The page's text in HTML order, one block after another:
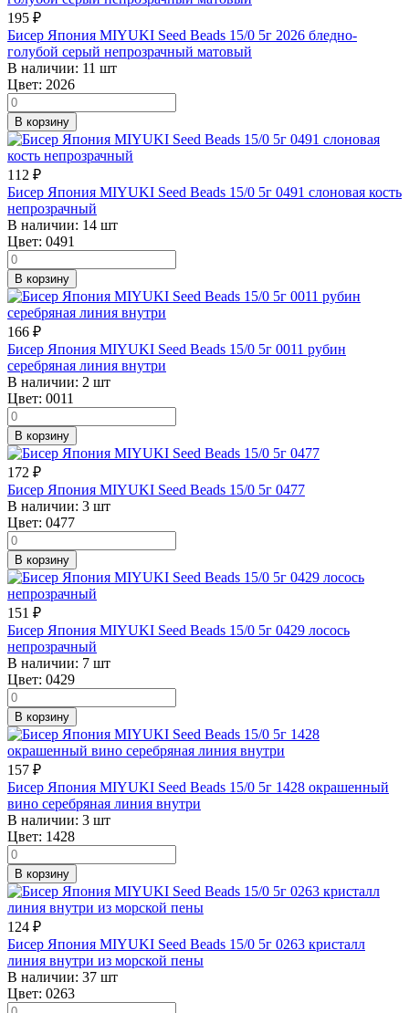
195 ₽
Бисер Япония MIYUKI Seed Beads 15/0 5г 2026 бледно-
голубой серый непрозрачный матовый
В наличии: 11 шт
Цвет: 2026
В корзину
112 ₽
Бисер Япония MIYUKI Seed Beads 15/0 5г 0491 слоновая кость
непрозрачный
В наличии: 14 шт
Цвет: 0491
В корзину
166 ₽
Бисер Япония MIYUKI Seed Beads 15/0 5г 0011 рубин
серебряная линия внутри
В наличии: 2 шт
Цвет: 0011
В корзину
172 ₽
Бисер Япония MIYUKI Seed Beads 15/0 5г 0477
В наличии: 3 шт
Цвет: 0477
В корзину
151 ₽
Бисер Япония MIYUKI Seed Beads 15/0 5г 0429 лосось
непрозрачный
В наличии: 7 шт
Цвет: 0429
В корзину
157 ₽
Бисер Япония MIYUKI Seed Beads 15/0 5г 1428 окрашенный
вино серебряная линия внутри
В наличии: 3 шт
Цвет: 1428
В корзину
124 ₽
Бисер Япония MIYUKI Seed Beads 15/0 5г 0263 кристалл
линия внутри из морской пены
В наличии: 37 шт
Цвет: 0263